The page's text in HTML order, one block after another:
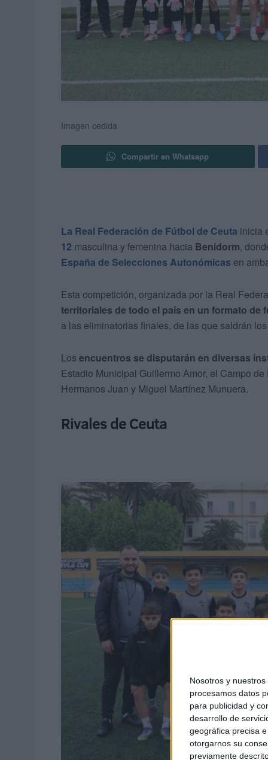
Nosotros y nuestros
procesamos datos
para publicidad y
desarrollo de
geográfica precisa
otorgarnos su
previamente
Imagen cedida
Compartir en Whatsapp
La Real Federación de Fútbol de Ceuta inicia
12 masculina y femenina hacia Benidorm,
España de Selecciones Autonómicas en
Esta competición, organizada por la Real
territoriales de todo el país en un formato de
a las eliminatorias finales, de las que saldrán
Los encuentros se disputarán en diversas
Estadio Municipal Guillermo Amor, el Campo
Hermanos Juan y Miguel Martínez Munuera.
Rivales de Ceuta